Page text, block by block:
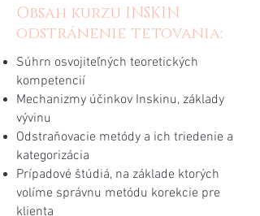
Obsah kurzu INSKIN
odstránenie tetovania:
Súhrn osvojiteľných teoretických
kompetencií
Mechanizmy účinkov Inskinu, základy
vývinu
Odstraňovacie metódy a ich triedenie a
kategorizácia
Prípadové štúdiá, na základe ktorých
volíme správnu metódu korekcie pre
klienta